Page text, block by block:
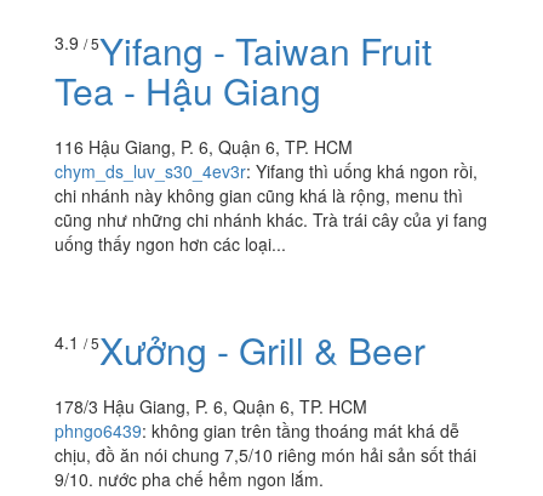
3.9 / 5Yifang - Taiwan Fruit
Tea - Hậu Giang
116 Hậu Giang, P. 6, Quận 6, TP. HCM
chym_ds_luv_s30_4ev3r: Yifang thì uống khá ngon rồi,
chi nhánh này không gian cũng khá là rộng, menu thì
cũng như những chi nhánh khác. Trà trái cây của yi fang
uống thấy ngon hơn các loại...
4.1 / 5Xưởng - Grill & Beer
178/3 Hậu Giang, P. 6, Quận 6, TP. HCM
phngo6439: không gian trên tầng thoáng mát khá dễ
chịu, đồ ăn nói chung 7,5/10 riêng món hải sản sốt thái
9/10. nước pha chế hẻm ngon lắm.